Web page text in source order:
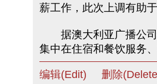
薪工作，此次上调有助
据澳大利亚广播公司
集中在住宿和餐饮服务
编辑(Edit) 删除